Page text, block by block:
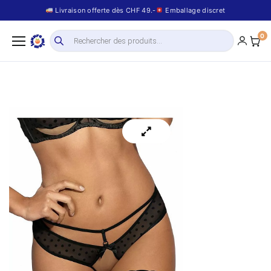
Livraison offerte dès CHF 49.- Emballage discret
0